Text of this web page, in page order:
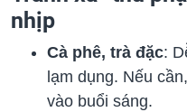
nhịp
Cà phê, trà đặc:
lạm dụng. Nếu
vào buổi sáng.